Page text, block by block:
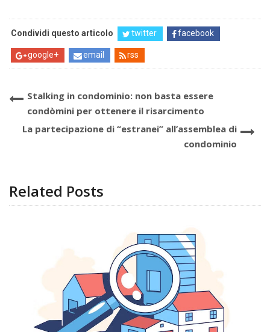
Condividi questo articolo twitter facebook
google+ email rss
Stalking in condominio: non basta essere
condòmini per ottenere il risarcimento
La partecipazione di “estranei” all’assemblea di
condominio
Related Posts